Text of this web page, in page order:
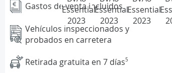
Gastos de venta incluidos
Vehículos inspeccionados y
probados en carretera
Retirada gratuita en 7 días5